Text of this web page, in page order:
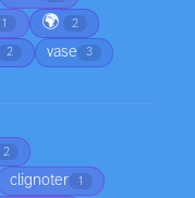
1 🌍 2
2 vase 3
2
clignoter 1